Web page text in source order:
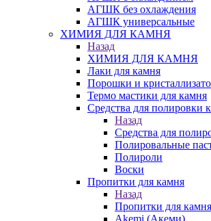
АГШК без охлаждения
АГШК универсальные
ХИМИЯ ДЛЯ КАМНЯ
Назад
ХИМИЯ ДЛЯ КАМНЯ
Лаки для камня
Порошки и
Термо мастики для камня
Средства для полировки
Назад
Средства для
Полировальные
Полироли
Воски
Пропитки для камня
Назад
Пропитки для камня
Akemi (Акеми)